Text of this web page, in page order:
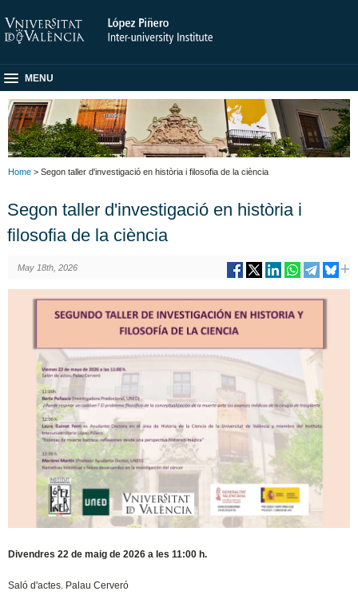
MENU
Home > Segon taller d'investigació en història i filosofia de la ciència
Segon taller d'investigació en història i
filosofia de la ciència
May 18th, 2026
Divendres 22 de maig de 2026 a les 11:00 h.
Saló d'actes. Palau Cerveró